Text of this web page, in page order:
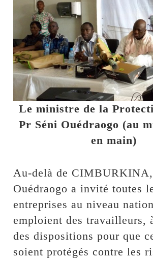
Le ministre de la
Pr Séni Ouédraogo (au
en main)
Au-delà de CIMBURKINA,
Ouédraogo a invité toutes
entreprises au niveau
emploient des travailleurs,
des dispositions pour que
soient protégés contre les